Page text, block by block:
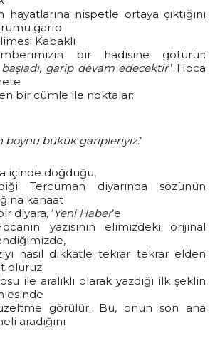
nispetle ortaya çıktığını
garip
Kabaklı
bir hadisine götürür:
garip devam edecektir.’ Hoca
bir cümle ile noktalar:
boynu bükük garipleriyiz.’
içinde doğduğu,
Tercüman diyarında sözünün
kanaat
diyara, ‘Yeni Haber’e
yazısının elimizdeki orijinal
nasıl dikkatle tekrar tekrar elden
oluruz.
ile aralıklı olarak yazdığı ilk şeklin
görülür. Bu, onun son ana
aradığını